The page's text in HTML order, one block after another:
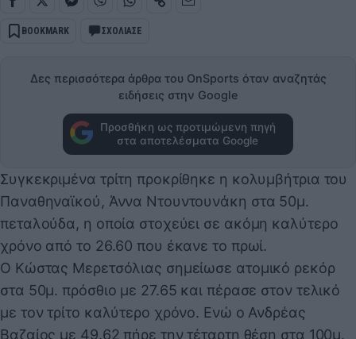
BOOKMARK ΣΧΟΛΙΑΣΕ
Δες περισσότερα άρθρα του OnSports όταν αναζητάς
ειδήσεις στην Google
Προσθήκη ως προτιμώμενη πηγή
στα αποτελέσματα Google
Συγκεκριμένα τρίτη προκρίθηκε η κολυμβήτρια του
Παναθηναϊκού, Άννα Ντουντουνάκη στα 50μ.
πεταλούδα, η οποία στοχεύει σε ακόμη καλύτερο
χρόνο από το 26.60 που έκανε το πρωί.
Ο Κώστας Μερετσόλιας σημείωσε ατομικό ρεκόρ
στα 50μ. πρόσθιο με 27.65 και πέρασε στον τελικό
με τον τρίτο καλύτερο χρόνο. Ενώ ο Ανδρέας
Βαζαίος με 49.62 πήρε την τέταρτη θέση στα 100μ.